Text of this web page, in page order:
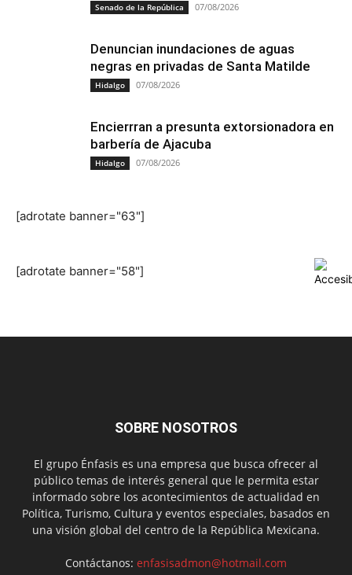
Senado de la República 07/08/2026
Denuncian inundaciones de aguas
negras en privadas de Santa Matilde
Hidalgo 07/08/2026
Encierrran a presunta extorsionadora en
barbería de Ajacuba
Hidalgo 07/08/2026
[adrotate banner="63"]
[adrotate banner="58"]
SOBRE NOSOTROS
El grupo Énfasis es una empresa que busca ofrecer al
público temas de interés general que le permita estar
informado sobre los acontecimientos de actualidad en
Política, Turismo, Cultura y eventos especiales, basados en
una visión global del centro de la República Mexicana.
Contáctanos: enfasisadmon@hotmail.com